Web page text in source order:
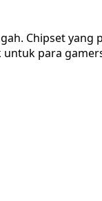
Chipset yang
para